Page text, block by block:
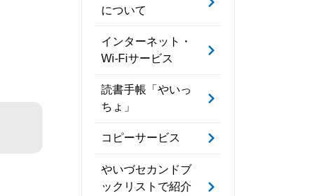
について
インターネット・
Wi-Fiサービス
読書手帳「やいっ
ちょ」
コピーサービス
やいづセカンドブ
ックリストで紹介